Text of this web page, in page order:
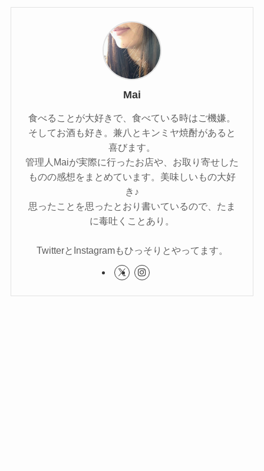
Mai
食べることが大好きで、食べている時はご機嫌。
そしてお酒も好き。兼八とキンミヤ焼酎があると
喜びます。
管理人Maiが実際に行ったお店や、お取り寄せした
ものの感想をまとめています。美味しいもの大好
き♪
思ったことを思ったとおり書いているので、たま
に毒吐くことあり。
TwitterとInstagramもひっそりとやってます。